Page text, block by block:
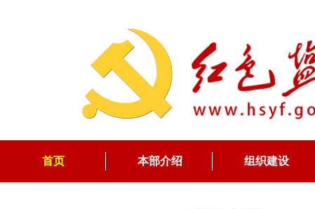
首页 本部介绍 组织建设